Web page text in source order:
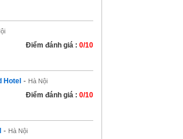
Điểm đánh giá : 0/10
Hotel - Hà Nội
Điểm đánh giá : 0/10
- Hà Nội